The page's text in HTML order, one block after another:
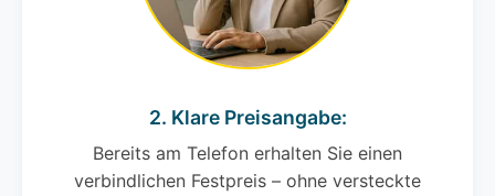
2. Klare Preisangabe:
Bereits am Telefon erhalten Sie einen
verbindlichen Festpreis – ohne versteckte